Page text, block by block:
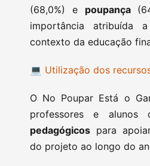
(68,0%) e poupança
importância atribuída
contexto da educação
💻 Utilização dos
O No Poupar Está o
professores e alunos
pedagógicos para
do projeto ao longo do